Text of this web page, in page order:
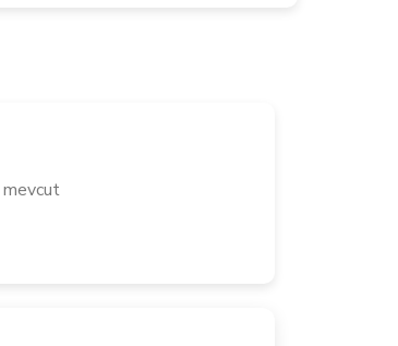
mevcut